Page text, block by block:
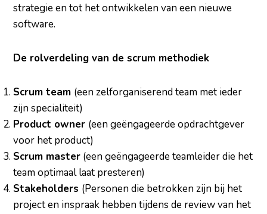
strategie en tot het ontwikkelen van een nieuwe
software.
De rolverdeling van de scrum methodiek
Scrum team (een zelforganiserend team met ieder
zijn specialiteit)
Product owner (een geëngageerde opdrachtgever
voor het product)
Scrum master (een geëngageerde teamleider die het
team optimaal laat presteren)
Stakeholders (Personen die betrokken zijn bij het
project en inspraak hebben tijdens de review van het